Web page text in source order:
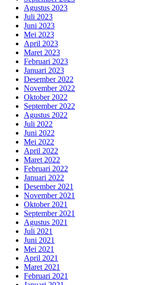
Agustus 2023
Juli 2023
Juni 2023
Mei 2023
April 2023
Maret 2023
Februari 2023
Januari 2023
Desember 2022
November 2022
Oktober 2022
September 2022
Agustus 2022
Juli 2022
Juni 2022
Mei 2022
April 2022
Maret 2022
Februari 2022
Januari 2022
Desember 2021
November 2021
Oktober 2021
September 2021
Agustus 2021
Juli 2021
Juni 2021
Mei 2021
April 2021
Maret 2021
Februari 2021